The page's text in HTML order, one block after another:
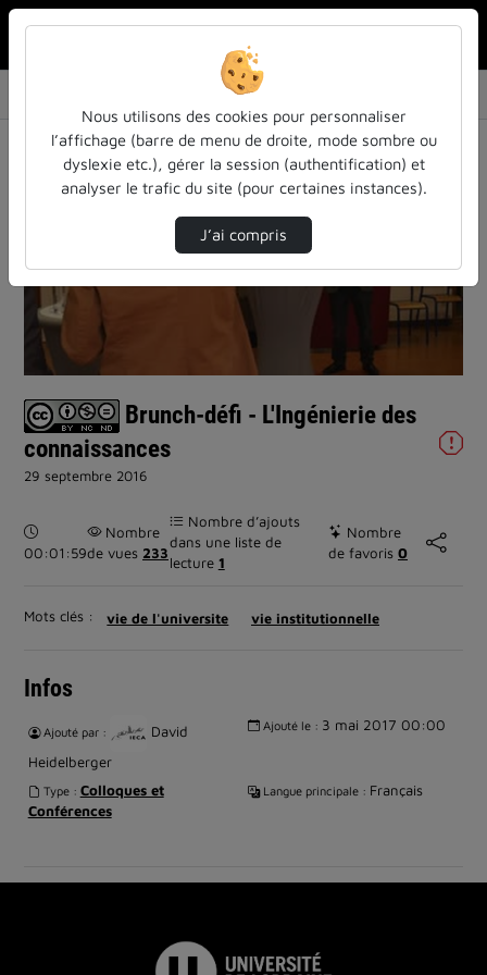
Brunch-défi - L'Ingénierie des connaissances
Lire
la
vidéo
Brunch-défi - L'Ingénierie des
connaissances
29 septembre 2016
Durée :
00:01:59
Nombre
de vues 233
Nombre d’ajouts
dans une liste de
lecture 1
Nombre
de favoris 0
Mots clés : vie de l'universite vie institutionnelle
Infos
Ajouté par :
David
Heidelberger
Ajouté le : 3 mai 2017 00:00
Type : Colloques et
Conférences
Langue principale : Français
Nous utilisons des cookies pour personnaliser
l’affichage (barre de menu de droite, mode sombre ou
dyslexie etc.), gérer la session (authentification) et
analyser le trafic du site (pour certaines instances).
J’ai compris